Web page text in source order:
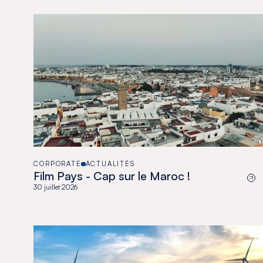
CORPORATE ACTUALITÉS
Film Pays - Cap sur le Maroc !
30 juillet 2026